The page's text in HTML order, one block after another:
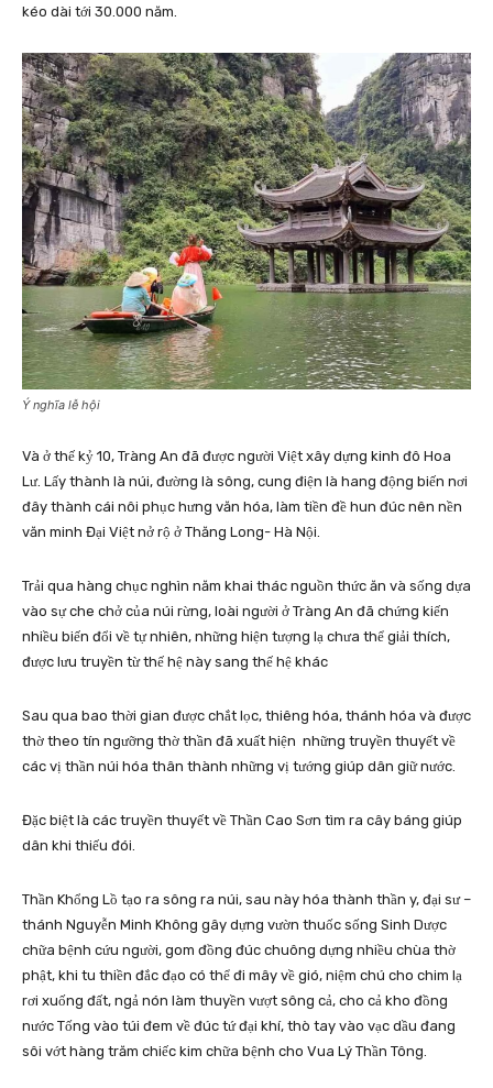
kéo dài tới 30.000 năm.
Ý nghĩa lễ hội
Và ở thế kỷ 10, Tràng An đã được người Việt xây dựng kinh đô Hoa
Lư. Lấy thành là núi, đường là sông, cung điện là hang động biến nơi
đây thành cái nôi phục hưng văn hóa, làm tiền đề hun đúc nên nền
văn minh Đại Việt nở rộ ở Thăng Long- Hà Nội.
Trải qua hàng chục nghìn năm khai thác nguồn thức ăn và sống dựa
vào sự che chở của núi rừng, loài người ở Tràng An đã chứng kiến
nhiều biến đổi về tự nhiên, những hiện tượng lạ chưa thể giải thích,
được lưu truyền từ thế hệ này sang thế hệ khác
Sau qua bao thời gian được chắt lọc, thiêng hóa, thánh hóa và được
thờ theo tín ngưỡng thờ thần đã xuất hiện những truyền thuyết về
các vị thần núi hóa thân thành những vị tướng giúp dân giữ nước.
Đặc biệt là các truyền thuyết về Thần Cao Sơn tìm ra cây báng giúp
dân khi thiếu đói.
Thần Khổng Lồ tạo ra sông ra núi, sau này hóa thành thần y, đại sư –
thánh Nguyễn Minh Không gây dựng vườn thuốc sống Sinh Dược
chữa bệnh cứu người, gom đồng đúc chuông dựng nhiều chùa thờ
phật, khi tu thiền đắc đạo có thể đi mây về gió, niệm chú cho chim lạ
rơi xuống đất, ngả nón làm thuyền vượt sông cả, cho cả kho đồng
nước Tống vào túi đem về đúc tứ đại khí, thò tay vào vạc dầu đang
sôi vớt hàng trăm chiếc kim chữa bệnh cho Vua Lý Thần Tông.